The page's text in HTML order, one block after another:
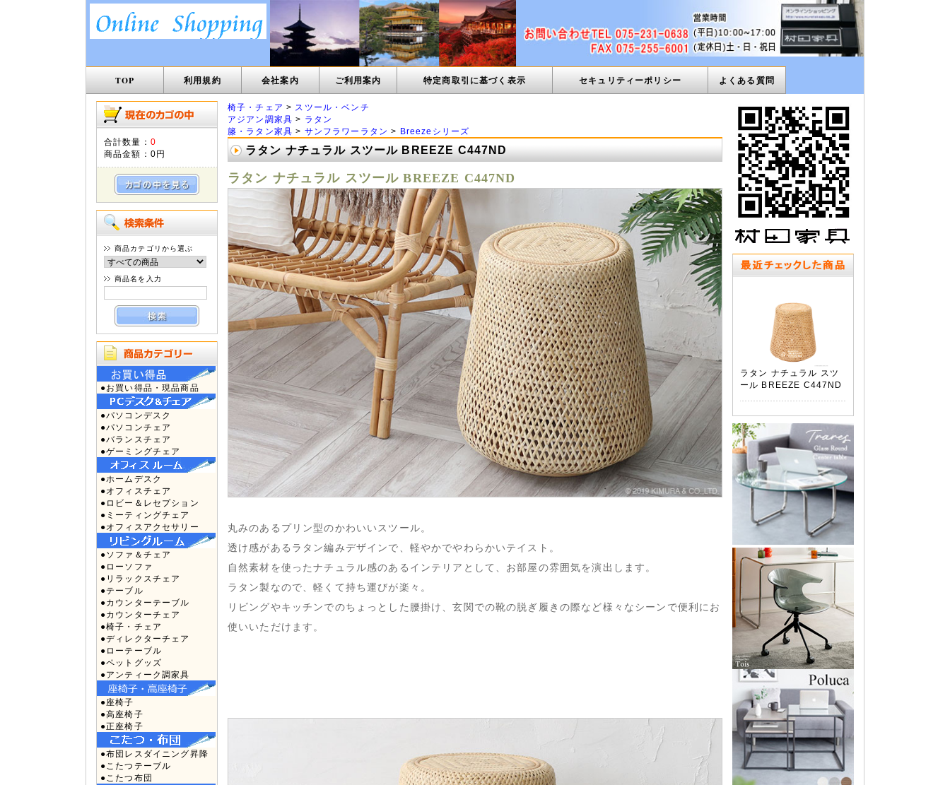
TOP 利用規約 会社案内 ご利用案内 特定商取引に基づく表示 セキュリティーポリシー よくある質問
合計数量： 0
商品金額： 0円
商品カテゴリから選ぶ
商品名を入力
●お買い得品・現品商品
●パソコンデスク
●パソコンチェア
●バランスチェア
●ゲーミングチェア
●ホームデスク
●オフィスチェア
●ロビー＆レセプション
●ミーティングチェア
●オフィスアクセサリー
●ソファ＆チェア
●ローソファ
●リラックスチェア
●テーブル
●カウンターテーブル
●カウンターチェア
●椅子・チェア
●ディレクターチェア
●ローテーブル
●ペットグッズ
●アンティーク調家具
●座椅子
●高座椅子
●正座椅子
●布団レスダイニング昇降
●こたつテーブル
●こたつ布団
椅子・チェア > スツール・ベンチ
アジアン調家具 > ラタン
籐・ラタン家具 > サンフラワーラタン > Breezeシリーズ
ラタン ナチュラル スツール BREEZE C447ND
ラタン ナチュラル スツール BREEZE C447ND
丸みのあるプリン型のかわいいスツール。
透け感があるラタン編みデザインで、軽やかでやわらかいテイスト。
自然素材を使ったナチュラル感のあるインテリアとして、お部屋の雰囲気を演出します。
ラタン製なので、軽くて持ち運びが楽々。
リビングやキッチンでのちょっとした腰掛け、玄関での靴の脱ぎ履きの際など様々なシーンで便利にお
使いいただけます。
ラタン ナチュラル スツ
ール BREEZE C447ND